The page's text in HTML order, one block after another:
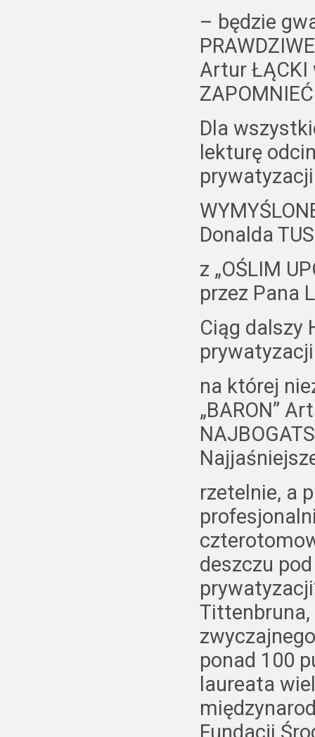
– będzie
Artur ŁĄCKI
Dla
lekturę
prywatyzacji
Donalda
z „OŚLIM
przez Pana
Ciąg dalszy
prywatyzacji
na której
„BARON”
rzetelnie, a
deszczu
ponad 100
laureata
Fundacji